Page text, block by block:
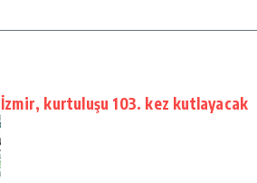
İzmir, kurtuluşu 103. kez kutlayacak